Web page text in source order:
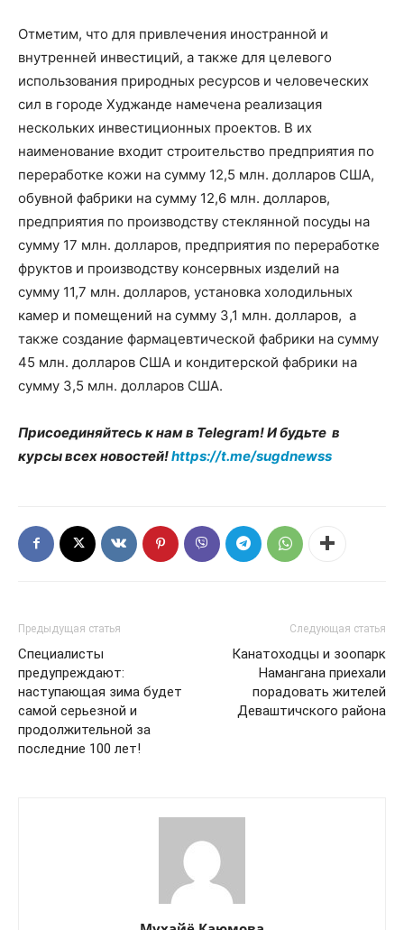
Отметим, что для привлечения иностранной и
внутренней инвестиций, а также для целевого
использования природных ресурсов и человеческих
сил в городе Худжанде намечена реализация
нескольких инвестиционных проектов. В их
наименование входит строительство предприятия по
переработке кожи на сумму 12,5 млн. долларов США,
обувной фабрики на сумму 12,6 млн. долларов,
предприятия по производству стеклянной посуды на
сумму 17 млн. долларов, предприятия по переработке
фруктов и производству консервных изделий на
сумму 11,7 млн. долларов, установка холодильных
камер и помещений на сумму 3,1 млн. долларов, а
также создание фармацевтической фабрики на сумму
45 млн. долларов США и кондитерской фабрики на
сумму 3,5 млн. долларов США.
Присоединяйтесь к нам в Telegram! И будьте в
курсы всех новостей!https://t.me/sugdnewss
Предыдущая статья
Специалисты
предупреждают:
наступающая зима будет
самой серьезной и
продолжительной за
последние 100 лет!
Следующая статья
Канатоходцы и зоопарк
Намангана приехали
порадовать жителей
Деваштичского района